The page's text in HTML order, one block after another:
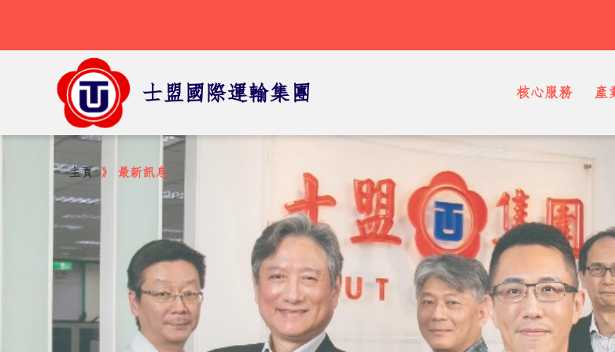
士盟國際運輸集團 核心服務 產
主頁 最新訊息